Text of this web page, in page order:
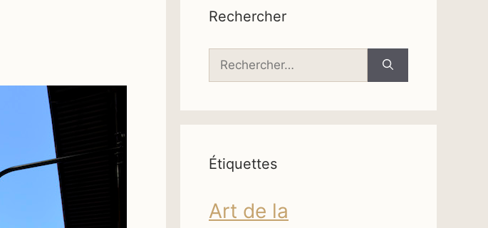
Rechercher
Rechercher :
Étiquettes
Art de la